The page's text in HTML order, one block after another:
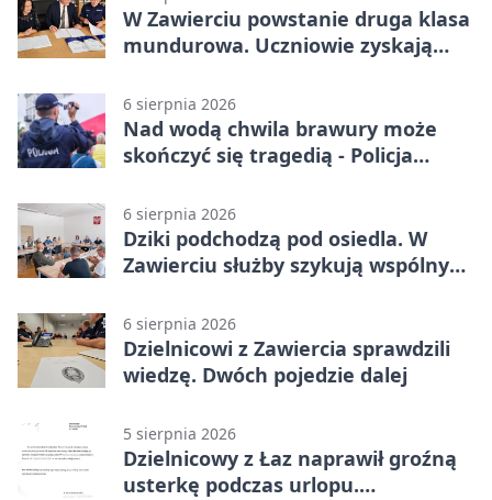
W Zawierciu powstanie druga klasa
mundurowa. Uczniowie zyskają
6 sierpnia 2026
Nad wodą chwila brawury może
skończyć się tragedią - Policja
6 sierpnia 2026
Dziki podchodzą pod osiedla. W
Zawierciu służby szykują wspólny
6 sierpnia 2026
Dzielnicowi z Zawiercia sprawdzili
wiedzę. Dwóch pojedzie dalej
5 sierpnia 2026
Dzielnicowy z Łaz naprawił groźną
usterkę podczas urlopu.